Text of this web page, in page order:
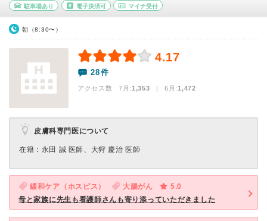
駐車場あり 電子決済可 マイナ受付
朝（8:30〜）
4.17
28件
アクセス数 7月:1,353 | 6月:1,472
皮膚科専門医について
在籍：永田 誠 医師、大狩 慶治 医師
緩和ケア（ホスピス） 大腸がん
5.0
母と家族に先生も看護師さんも寄り添っていただきました